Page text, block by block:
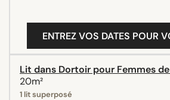
ENTREZ VOS DATES POUR
Lit dans Dortoir pour Femmes
20m²
1 lit superposé